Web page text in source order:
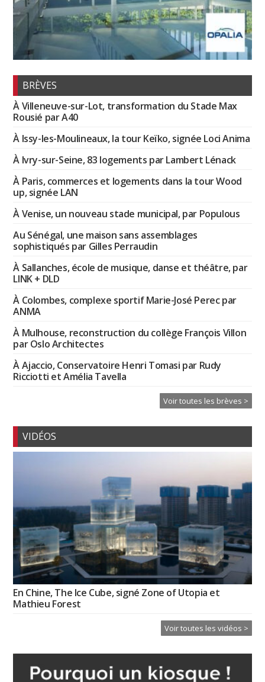
BRÈVES
À Villeneuve-sur-Lot, transformation du Stade Max
Rousié par A40
À Issy-les-Moulineaux, la tour Keïko, signée Loci Anima
À Ivry-sur-Seine, 83 logements par Lambert Lénack
À Paris, commerces et logements dans la tour Wood
up, signée LAN
À Venise, un nouveau stade municipal, par Populous
Au Sénégal, une maison sans assemblages
sophistiqués par Gilles Perraudin
À Sallanches, école de musique, danse et théâtre, par
LINK + DLD
À Colombes, complexe sportif Marie-José Perec par
ANMA
À Mulhouse, reconstruction du collège François Villon
par Oslo Architectes
À Ajaccio, Conservatoire Henri Tomasi par Rudy
Ricciotti et Amélia Tavella
Voir toutes les brèves >
VIDÉOS
En Chine, The Ice Cube, signé Zone of Utopia et
Mathieu Forest
Voir toutes les vidéos >